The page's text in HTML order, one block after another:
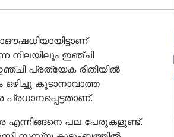
നിലയിലും ഇഞ്ചി
പ്രത്യേക രീതിയിൽ
കൂടാനാവാത്ത
എന്നിങ്ങനെ പല പേരുകളുണ്ട്.